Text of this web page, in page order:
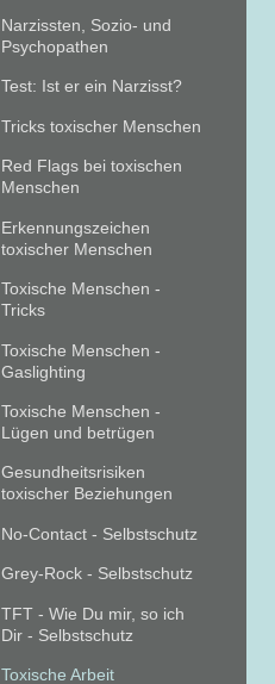
Narzissten, Sozio- und
Psychopathen
Test: Ist er ein Narzisst?
Tricks toxischer Menschen
Red Flags bei toxischen
Menschen
Erkennungszeichen
toxischer Menschen
Toxische Menschen -
Tricks
Toxische Menschen -
Gaslighting
Toxische Menschen -
Lügen und betrügen
Gesundheitsrisiken
toxischer Beziehungen
No-Contact - Selbstschutz
Grey-Rock - Selbstschutz
TFT - Wie Du mir, so ich
Dir - Selbstschutz
Toxische Arbeit